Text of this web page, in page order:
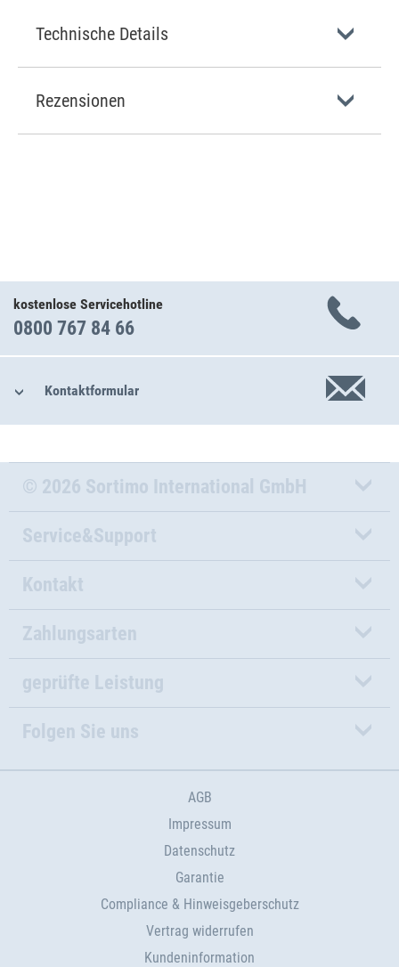
Technische Details
Rezensionen
kostenlose Servicehotline
0800 767 84 66
Kontaktformular
© 2026 Sortimo International GmbH
Service&Support
Kontakt
Zahlungsarten
geprüfte Leistung
Folgen Sie uns
AGB
Impressum
Datenschutz
Garantie
Compliance & Hinweisgeberschutz
Vertrag widerrufen
Kundeninformation